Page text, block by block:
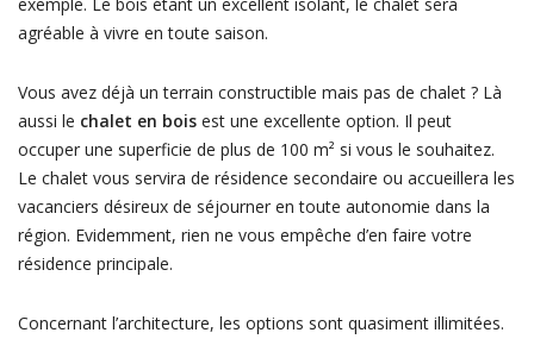
agréable à vivre en toute saison.
Vous avez déjà un terrain constructible mais pas de chalet ? Là
aussi le chalet en boisest une excellente option. Il peut
occuper une superficie de plus de 100 m² si vous le souhaitez.
Le chalet vous servira de résidence secondaire ou accueillera les
vacanciers désireux de séjourner en toute autonomie dans la
région. Evidemment, rien ne vous empêche d’en faire votre
résidence principale.
Concernant l’architecture, les options sont quasiment illimitées.